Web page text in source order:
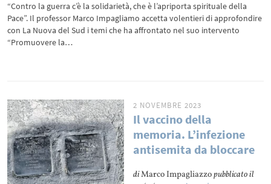
“Contro la guerra c’è la solidarietà, che è l’apriporta spirituale della
Pace”. Il professor Marco Impagliamo accetta volentieri di approfondire
con La Nuova del Sud i temi che ha affrontato nel suo intervento
“Promuovere la…
2 NOVEMBRE 2023
Il vaccino della
memoria. L’infezione
antisemita da bloccare
diMarco Impagliazzopubblicato il